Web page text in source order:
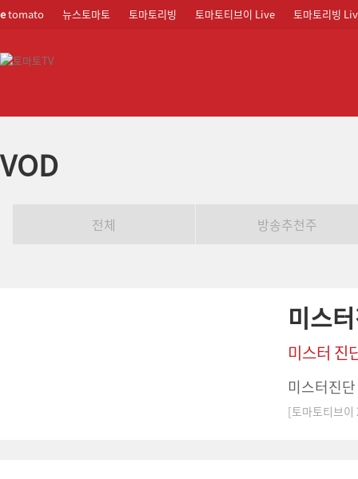
etomato 뉴스토마토 토마토리빙 토마토티브이 Live 토마토리빙
VOD
전체 방송추천주
미스
미스터 진
미스터진
[토마토티브